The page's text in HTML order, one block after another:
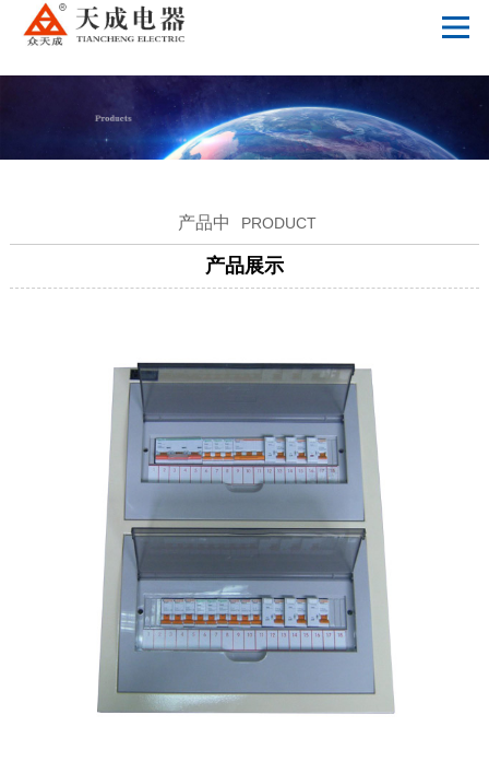
世界杯押注平台_2026世界杯指定网投
产品中 PRODUCT
产品展示